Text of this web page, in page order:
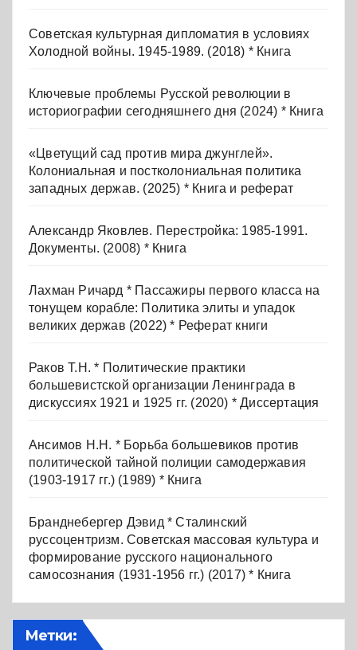
Советская культурная дипломатия в условиях
Холодной войны. 1945-1989. (2018) * Книга
Ключевые проблемы Русской революции в
историографии сегодняшнего дня (2024) * Книга
«Цветущий сад против мира джунглей».
Колониальная и постколониальная политика
западных держав. (2025) * Книга и реферат
Александр Яковлев. Перестройка: 1985-1991.
Документы. (2008) * Книга
Лахман Ричард * Пассажиры первого класса на
тонущем корабле: Политика элиты и упадок
великих держав (2022) * Реферат книги
Раков Т.Н. * Политические практики
большевистской организации Ленинграда в
дискуссиях 1921 и 1925 гг. (2020) * Диссертация
Ансимов Н.Н. * Борьба большевиков против
политической тайной полиции самодержавия
(1903-1917 гг.) (1989) * Книга
Бранднебергер Дэвид * Сталинский
руссоцентризм. Советская массовая культура и
формирование русского национального
самосознания (1931-1956 гг.) (2017) * Книга
Метки: